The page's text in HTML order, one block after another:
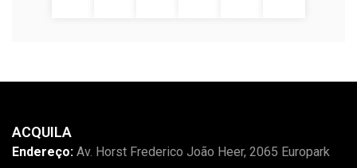
ACQUILA
Endereço: Av. Horst Frederico João Heer, 2065 Europark